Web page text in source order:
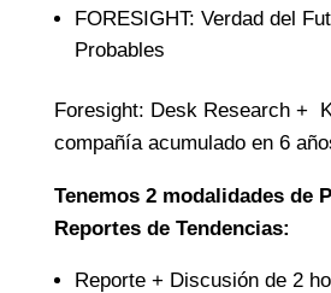
FORESIGHT: Verdad del
Probables
Foresight: Desk Research +
compañía acumulado en 6
Tenemos 2 modalidades de
Reportes de Tendencias:
Reporte + Discusión de 2